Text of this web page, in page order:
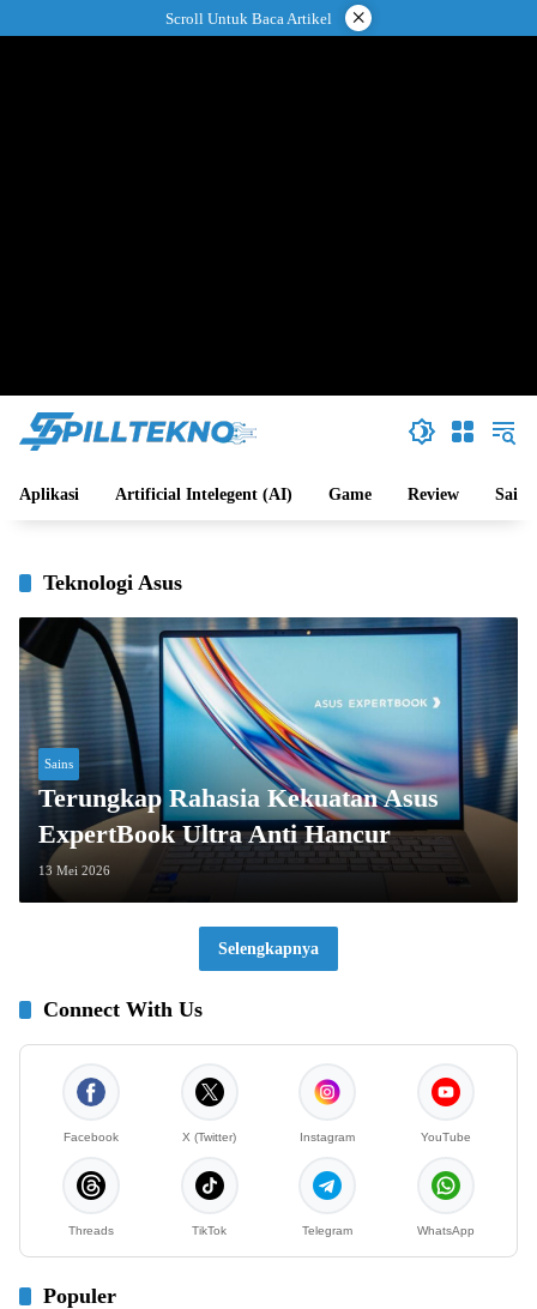
ke
Scroll Untuk Baca Artikel ×
Aplikasi Artificial Intelegent (AI) Game Review Sains
Teknologi Asus
Sains
Terungkap Rahasia Kekuatan Asus
ExpertBook Ultra Anti Hancur
13 Mei 2026
Selengkapnya
Connect With Us
Facebook X (Twitter) Instagram YouTube
Threads TikTok Telegram WhatsApp
Populer